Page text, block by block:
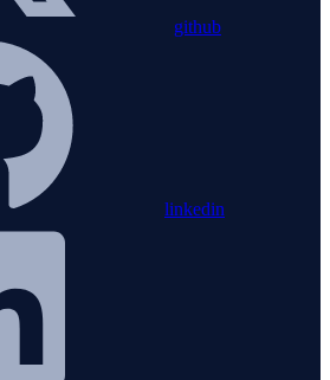
github
linkedin